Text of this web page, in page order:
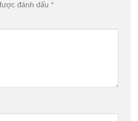
đánh dấu *